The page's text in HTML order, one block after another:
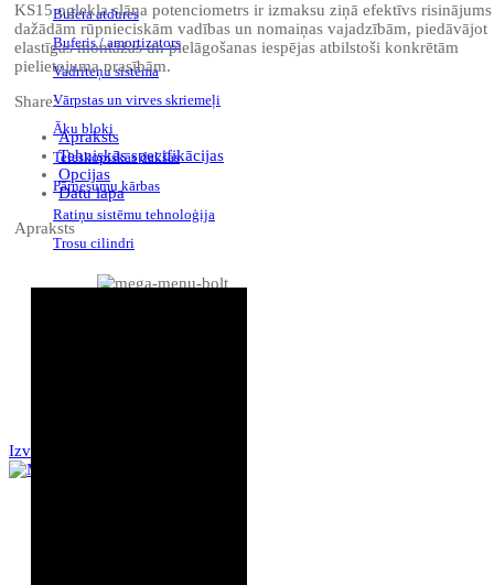
Bufera atdures
Buferis / amortizators
Vadriteņu sistēma
Vārpstas un virves skriemeļi
Āķu bloki
Teleskopiskās dakšas
Pārnesumu kārbas
Ratiņu sistēmu tehnoloģija
Trosu cilindri
Izvēlne
KS15 oglekļa slāņa potenciometrs ir izmaksu ziņā efektīvs risinājums
dažādām rūpnieciskām vadības un nomaiņas vajadzībām, piedāvājot
elastīgas montāžas un pielāgošanas iespējas atbilstoši konkrētām
pielietojuma prasībām.
Share:
Apraksts
Tehniskās specifikācijas
Opcijas
Datu lapa
Apraksts